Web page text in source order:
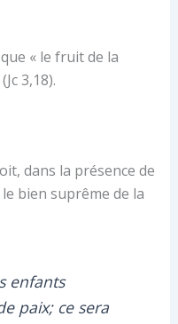
« le fruit de la
3,18).
dans la présence de
bien suprême de la
enfants
paix; ce sera